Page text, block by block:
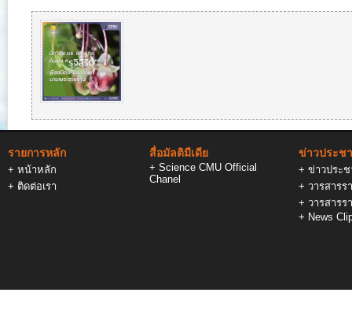
รายการหลัก
+ หน้าหลัก
+ ติดต่อเรา
สื่อมัลติมีเดีย
+ Science CMU Official
Chanel
ข่าวประช
+ ข่าวประ
+ วารสารร
+ วารสารร
+ News